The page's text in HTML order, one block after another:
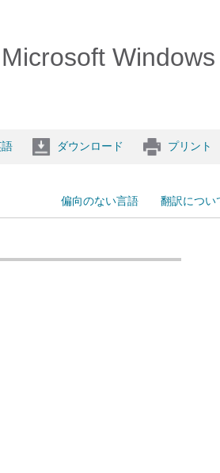
ダウンロード プリント
偏向のない言語
翻訳につい